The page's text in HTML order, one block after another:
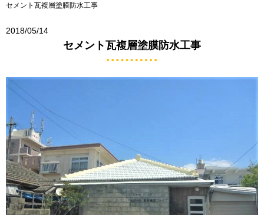
セメント瓦複層塗膜防水工事
2018/05/14
セメント瓦複層塗膜防水工事